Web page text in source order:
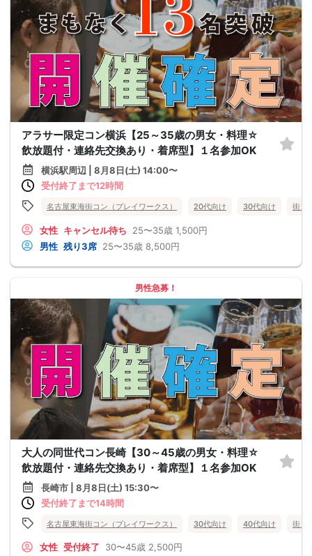
アラサー限定コン横浜【25～35歳の男女・料理☆
飲放題付・連絡先交換あり・着席型】１名参加OK
横浜駅周辺 | 8月8日(土) 14:00〜
受付終了まで12時間
名古屋東海街コン（プレイワークス） 20代向け 30代向け 街コ
女性 キャンセル待ち 25〜35歳 1,500円
男性 残り3席 25〜35歳 8,500円
男性急募！
大人の同世代コン長崎【30～45歳の男女・料理☆
飲放題付・連絡先交換あり・着席型】１名参加OK
長崎市 | 8月8日(土) 15:30〜
受付終了まで14時間
名古屋東海街コン（プレイワークス） 30代向け 40代向け 街コ
女性 受付終了 30〜45歳 2,500円